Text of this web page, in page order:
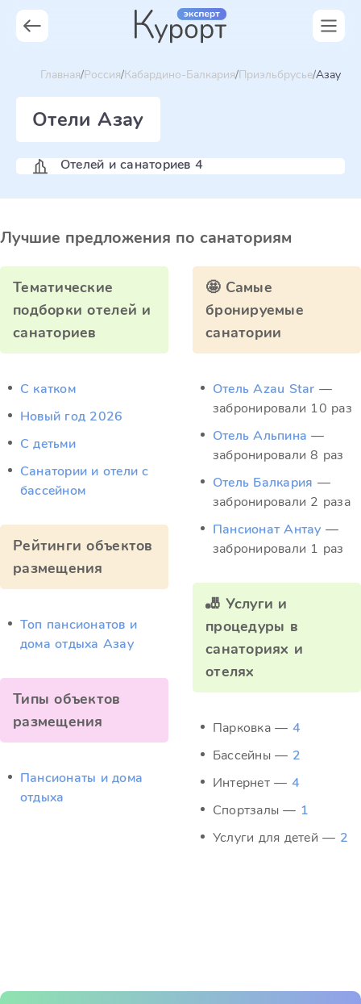
Главная Россия Кабардино-Балкария Приэльбрусье Азау
Отели Азау
Отелей и санаториев 4
Лучшие предложения по санаториям
Тематические
подборки отелей и
санаториев
C катком
Новый год 2026
С детьми
Санатории и отели с
бассейном
Рейтинги объектов
размещения
Топ пансионатов и
дома отдыха Азау
Типы объектов
размещения
Пансионаты и дома
отдыха
🤩 Самые
бронируемые
санатории
Отель Azau Star —
забронировали 10 раз
Отель Альпина —
забронировали 8 раз
Отель Балкария —
забронировали 2 раза
Пансионат Антау —
забронировали 1 раз
🎳 Услуги и
процедуры в
санаториях и
отелях
Парковка — 4
Бассейны — 2
Интернет — 4
Спортзалы — 1
Услуги для детей — 2